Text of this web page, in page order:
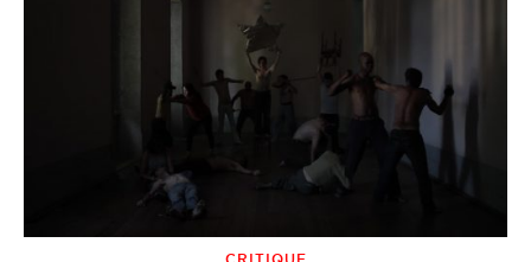
CRITIQUE